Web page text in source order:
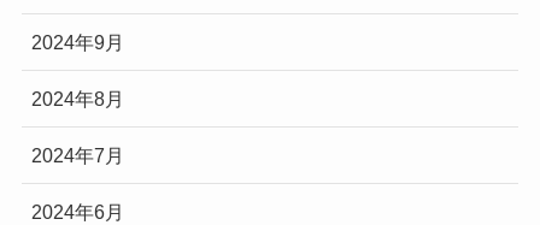
2024年9月
2024年8月
2024年7月
2024年6月